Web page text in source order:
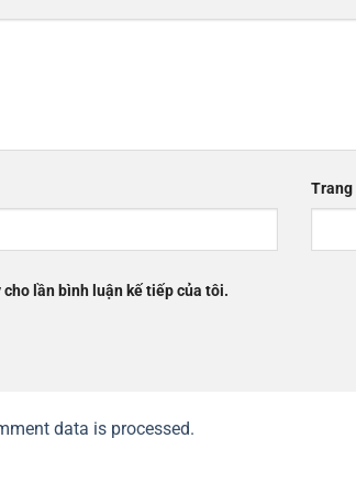
Trang
lần bình luận kế tiếp của tôi.
data is processed.